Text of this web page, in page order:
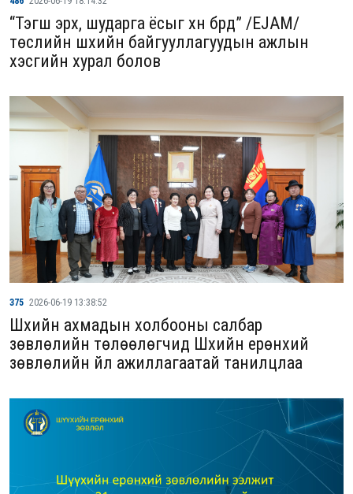
“Тэгш эрх, шударга ёсыг хүн бүрд” /EJAM/
төслийн шүүхийн байгууллагуудын ажлын
хэсгийн хурал болов
375 2026-06-19 13:38:52
Шүүхийн ахмадын холбооны салбар
зөвлөлийн төлөөлөгчид Шүүхийн ерөнхий
зөвлөлийн үйл ажиллагаатай танилцлаа